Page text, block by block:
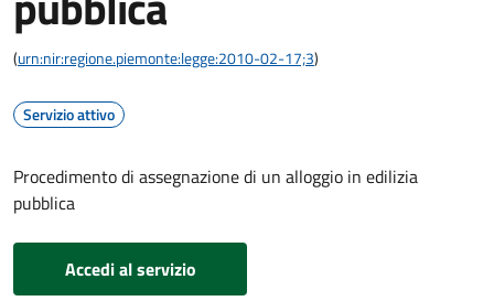
(urn:nir:regione.piemonte:legge:2010-02-17;3)
Servizio attivo
Procedimento di assegnazione di un alloggio in edilizia
pubblica
Accedi al servizio